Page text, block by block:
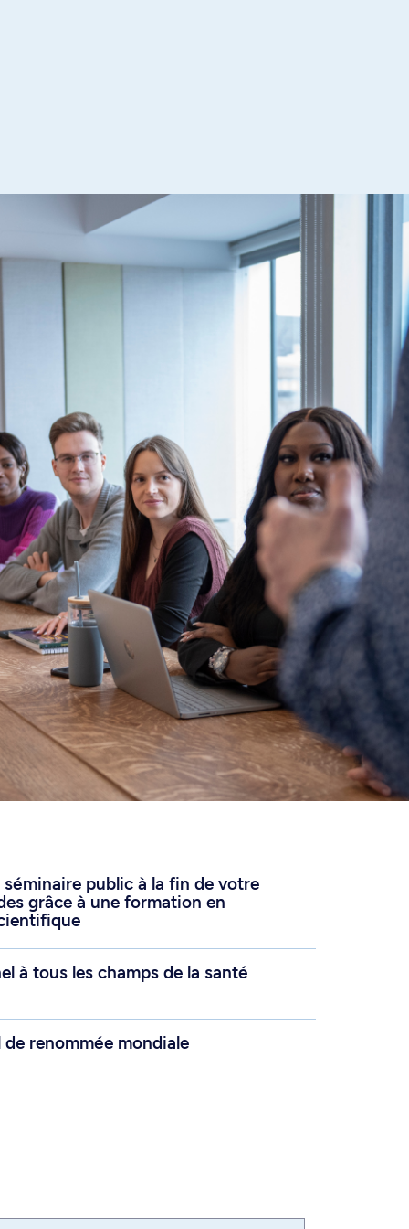
séminaire public à la fin de votre
grâce à une formation en
à tous les champs de la santé
renommée mondiale